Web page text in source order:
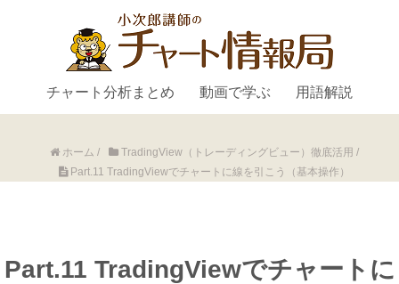
チャート分析まとめ 動画で学ぶ 用語解説
ホーム / TradingView（トレーディングビュー）徹底活用 /
Part.11 TradingViewでチャートに線を引こう（基本操作）
Part.11 TradingViewでチャートに